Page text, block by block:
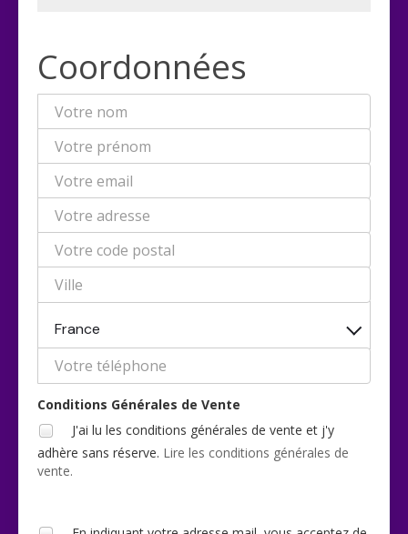
Coordonnées
France
Conditions Générales de Vente
J'ai lu les conditions générales de vente et j'y
adhère sans réserve. Lire les conditions générales de
vente.